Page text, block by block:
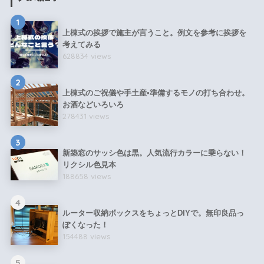
1
上棟式の挨拶で施主が言うこと。例文を参考に挨拶を
考えてみる
628834 views
2
上棟式のご祝儀や手土産•準備するモノの打ち合わせ。
お酒などいろいろ
278431 views
3
新築窓のサッシ色は黒。人気流行カラーに乗らない！
リクシル色見本
188658 views
4
ルーター収納ボックスをちょっとDIYで。無印良品っ
ぽくなった！
154488 views